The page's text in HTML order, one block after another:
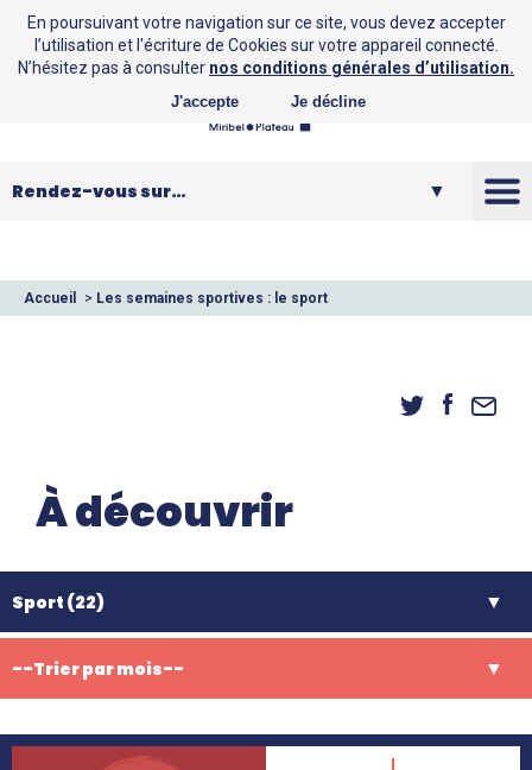
Vos loisirs
Accueil > Les semaines sportives : le sport
À découvrir
En poursuivant votre navigation sur ce site, vous devez accepter
l’utilisation et l'écriture de Cookies sur votre appareil connecté.
N’hésitez pas à consulter nos conditions générales d’utilisation.
J'accepte Je décline